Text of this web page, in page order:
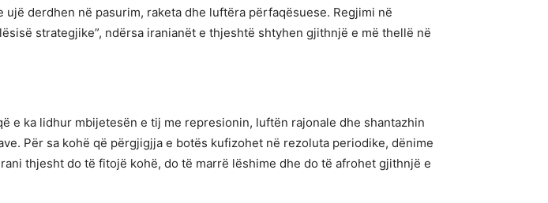
derdhen në pasurim, raketa dhe luftëra përfaqësuese. Regjimi në
strategjike”, ndërsa iranianët e thjeshtë shtyhen gjithnjë e më thellë në
e ka lidhur mbijetesën e tij me represionin, luftën rajonale dhe shantazhin
Për sa kohë që përgjigjja e botës kufizohet në rezoluta periodike, dënime
thjesht do të fitojë kohë, do të marrë lëshime dhe do të afrohet gjithnjë e